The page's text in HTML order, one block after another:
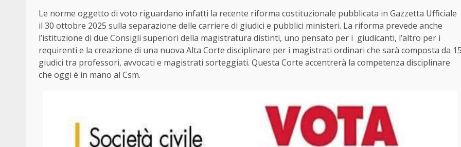
Le norme oggetto di voto riguardano infatti la recente riforma costituzionale pubblicata in Gazzetta Ufficiale
il 30 ottobre 2025 sulla separazione delle carriere di giudici e pubblici ministeri. La riforma prevede anche
l’istituzione di due Consigli superiori della magistratura distinti, uno pensato per i giudicanti, l’altro per i
requirenti e la creazione di una nuova Alta Corte disciplinare per i magistrati ordinari che sarà composta da
giudici tra professori, avvocati e magistrati sorteggiati. Questa Corte accentrerà la competenza disciplinare
che oggi è in mano al Csm.